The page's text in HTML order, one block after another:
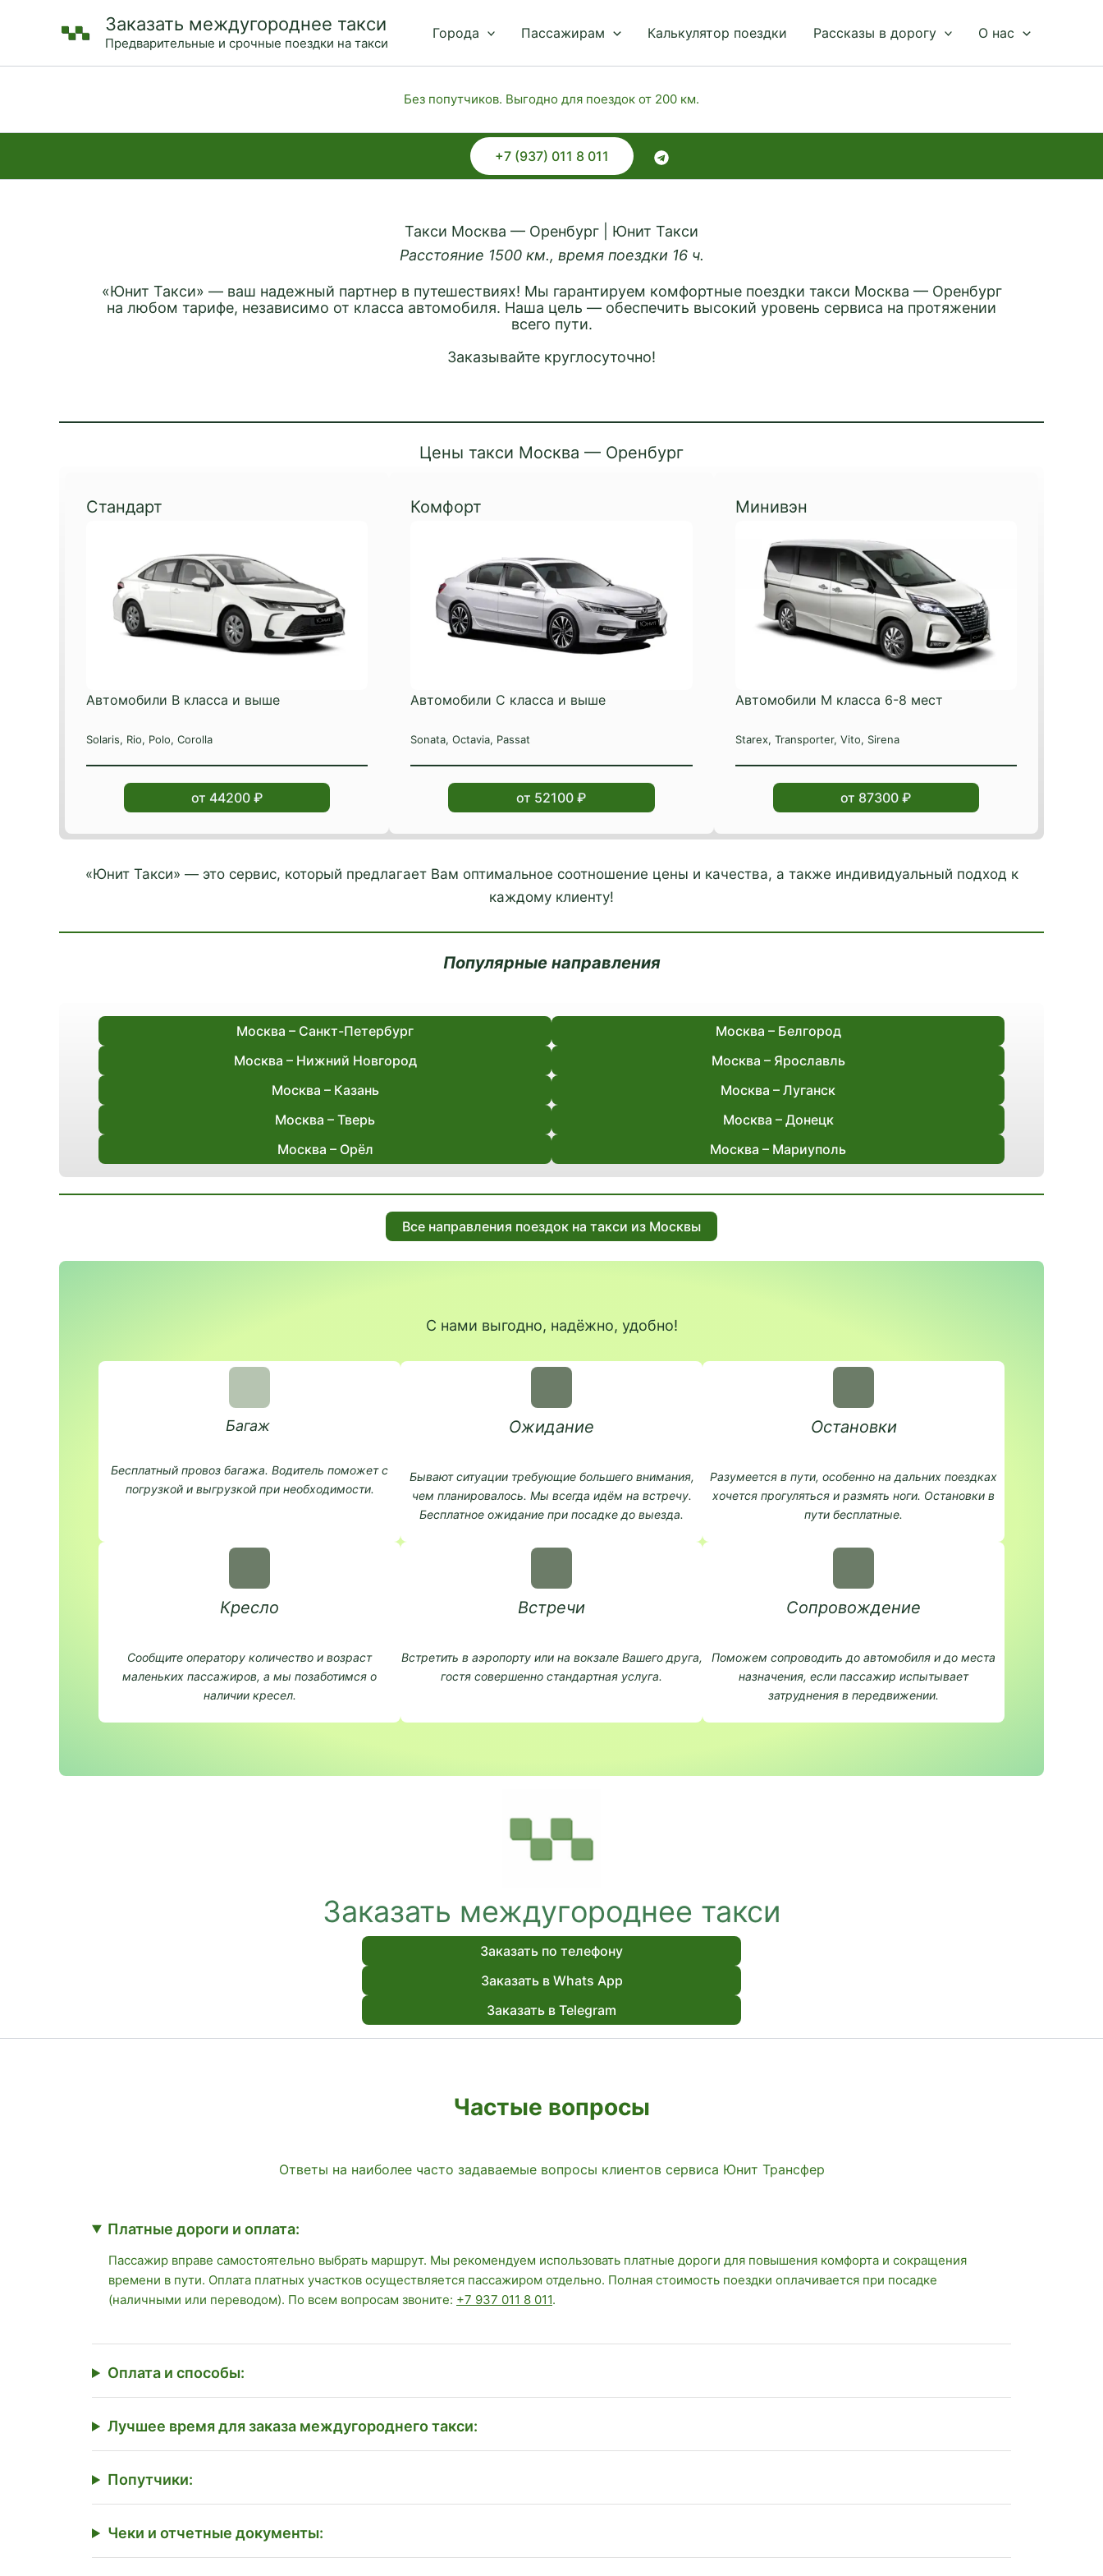
Заказать междугороднее такси
Предварительные и срочные поездки на такси
Города Пассажирам Калькулятор поездки Рассказы в дорогу О нас
Без попутчиков. Выгодно для поездок от 200 км.
+7 (937) 011 8 011
Такси Москва — Оренбург | Юнит Такси
Расстояние 1500 км., время поездки 16 ч.
«Юнит Такси» — ваш надежный партнер в путешествиях! Мы гарантируем комфортные поездки такси Москва — Оренбург
на любом тарифе, независимо от класса автомобиля. Наша цель — обеспечить высокий уровень сервиса на протяжении
всего пути.
Заказывайте круглосуточно!
Цены такси Москва — Оренбург
Стандарт
Автомобили B класса и выше
Solaris, Rio, Polo, Corolla
от 44200 ₽
Комфорт
Автомобили C класса и выше
Sonata, Octavia, Passat
от 52100 ₽
Минивэн
Автомобили М класса 6-8 мест
Starex, Transporter, Vito, Sirena
от 87300 ₽
«Юнит Такси» — это сервис, который предлагает Вам оптимальное соотношение цены и качества, а также индивидуальный подход к
каждому клиенту!
Популярные направления
Москва – Санкт-Петербург
Москва – Нижний Новгород
Москва – Казань
Москва – Тверь
Москва – Орёл
Москва – Белгород
Москва – Ярославль
Москва – Луганск
Москва – Донецк
Москва – Мариуполь
Все направления поездок на такси из Москвы
С нами выгодно, надёжно, удобно!
Багаж
Бесплатный провоз багажа. Водитель поможет с
погрузкой и выгрузкой при необходимости.
Ожидание
Бывают ситуации требующие большего внимания,
чем планировалось. Мы всегда идём на встречу.
Бесплатное ожидание при посадке до выезда.
Остановки
Разумеется в пути, особенно на дальних поездках
хочется прогуляться и размять ноги. Остановки в
пути бесплатные.
Кресло
Сообщите оператору количество и возраст
маленьких пассажиров, а мы позаботимся о
наличии кресел.
Встречи
Встретить в аэропорту или на вокзале Вашего друга,
гостя совершенно стандартная услуга.
Сопровождение
Поможем сопроводить до автомобиля и до места
назначения, если пассажир испытывает
затруднения в передвижении.
Заказать междугороднее такси
Заказать по телефону
Заказать в Whats App
Заказать в Telegram
Частые вопросы
Ответы на наиболее часто задаваемые вопросы клиентов сервиса Юнит Трансфер
Платные дороги и оплата:
Пассажир вправе самостоятельно выбрать маршрут. Мы рекомендуем использовать платные дороги для повышения комфорта и сокращения
времени в пути. Оплата платных участков осуществляется пассажиром отдельно. Полная стоимость поездки оплачивается при посадке
(наличными или переводом). По всем вопросам звоните: +7 937 011 8 011.
Оплата и способы:
Лучшее время для заказа междугороднего такси:
Попутчики:
Чеки и отчетные документы: